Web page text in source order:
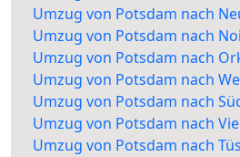
Umzug von Potsdam nach
Umzug von Potsdam nach
Umzug von Potsdam nach
Umzug von Potsdam nach
Umzug von Potsdam nach
Umzug von Potsdam nach
Umzug von Potsdam nach